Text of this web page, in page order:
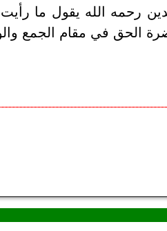
رحمه الله يقول ما رأيت
الحق في مقام الجمع